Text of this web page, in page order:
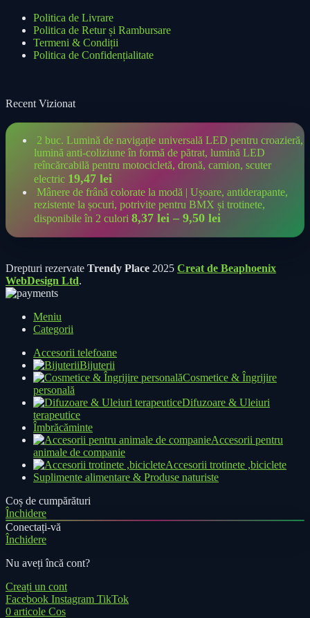
Politica de Livrare
Politica de Retur și Rambursare
Termeni & Condiții
Politica de Confidențialitate
Recent Vizionat
2 buc. Lumină de navigație universală LED pentru croazieră,
lumină anti-coliziune în formă de pătrat, lumină LED
reîncărcabilă pentru motocicletă, dronă, camion, scuter
electric 19,47 lei
Mânere de frână colorate la modă | Ușoare, antiderapante,
rezistente la șocuri, potrivite pentru BMX și trotinete,
disponibile în 2 culori 8,37 lei – 9,50 lei
Drepturi rezervate Trendy Place 2025 Creat de Beaphoenix
WebDesign Ltd.
Meniu
Categorii
Accesorii telefoane
Bijuterii
Cosmetice & Îngrijire
personală
Difuzoare & Uleiuri
terapeutice
Îmbrăcăminte
Accesorii pentru
animale de companie
Accesorii trotinete ,biciclete
Suplimente alimentare & Produse naturiste
Coș de cumpărături
Închidere
Conectați-vă
Închidere
Nu aveți încă cont?
Creați un cont
Facebook Instagram TikTok
0 articole Cos